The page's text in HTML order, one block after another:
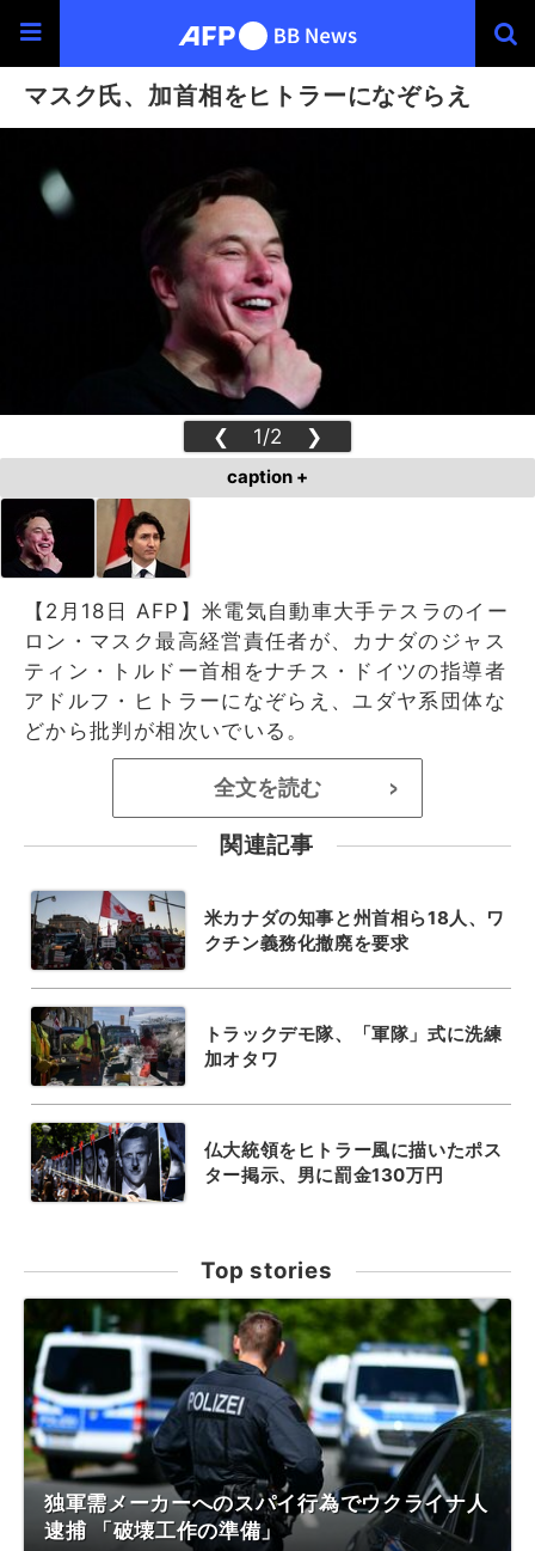
マスク氏、加首相をヒトラーになぞらえ
❮ 1/2 ❯
caption +
【2月18日 AFP】米電気自動車大手テスラのイー
ロン・マスク最高経営責任者が、カナダのジャス
ティン・トルドー首相をナチス・ドイツの指導者
アドルフ・ヒトラーになぞらえ、ユダヤ系団体な
どから批判が相次いでいる。
全文を読む >
関連記事
米カナダの知事と州首相ら18人、ワ
クチン義務化撤廃を要求
トラックデモ隊、「軍隊」式に洗練
加オタワ
仏大統領をヒトラー風に描いたポス
ター掲示、男に罰金130万円
Top stories
独軍需メーカーへのスパイ行為でウクライナ人
逮捕 「破壊工作の準備」